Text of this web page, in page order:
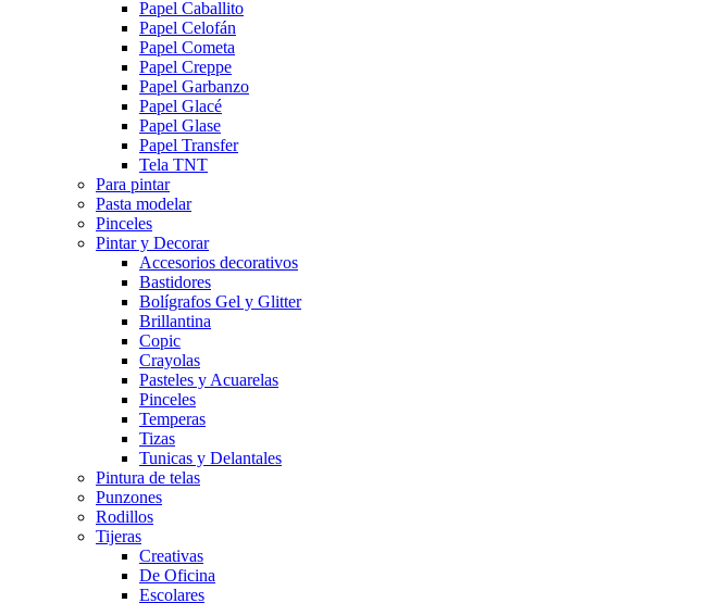
Papel Caballito
Papel Celofán
Papel Cometa
Papel Creppe
Papel Garbanzo
Papel Glacé
Papel Glase
Papel Transfer
Tela TNT
Para pintar
Pasta modelar
Pinceles
Pintar y Decorar
Accesorios decorativos
Bastidores
Bolígrafos Gel y Glitter
Brillantina
Copic
Crayolas
Pasteles y Acuarelas
Pinceles
Temperas
Tizas
Tunicas y Delantales
Pintura de telas
Punzones
Rodillos
Tijeras
Creativas
De Oficina
Escolares